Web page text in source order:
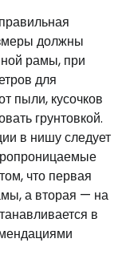
должны
рамы, при
для
пыли, кусочков
грунтовкой.
в нишу следует
что первая
а вторая — на
в